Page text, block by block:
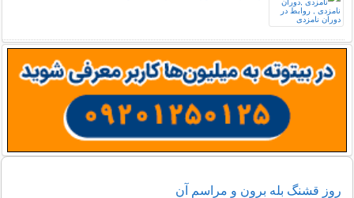
روز قشنگ بله برون و مراسم آن